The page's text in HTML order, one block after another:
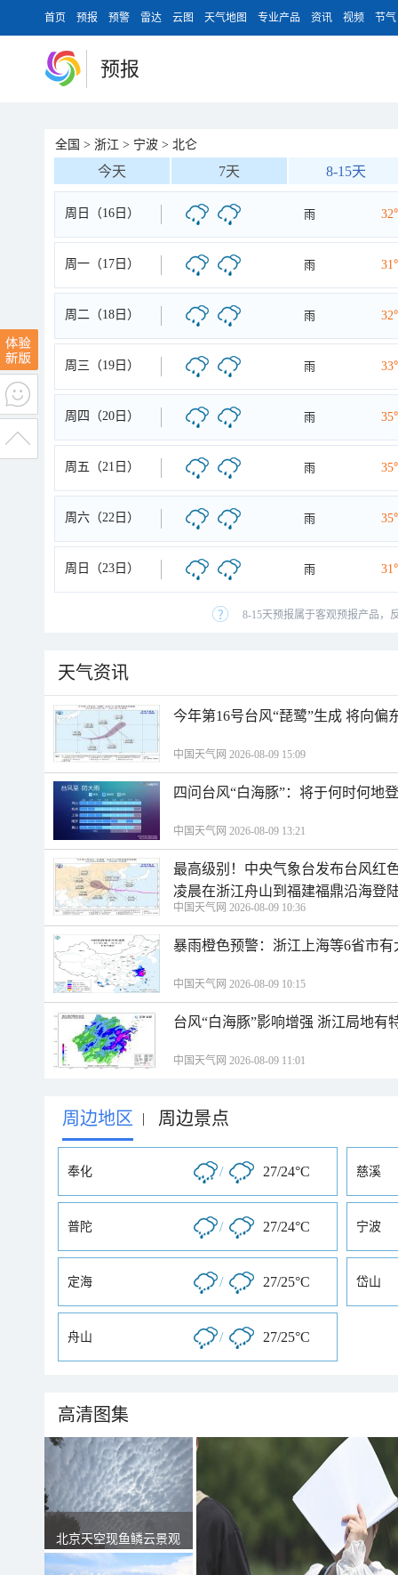
首页 预报 预警 雷达 云图 天气地图 专业产品 资讯 视频 节气
预报
全国 > 浙江 > 宁波 > 北仑
今天 7天 8-15天
周日（16日） 雨
周一（17日） 雨
周二（18日） 雨
周三（19日） 雨
周四（20日） 雨
周五（21日） 雨
周六（22日） 雨
周日（23日） 雨
8-15天预报属于客观预报产品，
天气资讯
今年第16号台风“琵鹭”生成 将向偏
中国天气网 2026-08-09 15:09
四问台风“白海豚”：将于何时何地
中国天气网 2026-08-09 13:21
最高级别！中央气象台发布台风红
凌晨在浙江舟山到福建福鼎沿海登
中国天气网 2026-08-09 10:36
暴雨橙色预警：浙江上海等6省市
中国天气网 2026-08-09 10:15
台风“白海豚”影响增强 浙江局地有
中国天气网 2026-08-09 11:01
周边地区 | 周边景点
奉化 / 27/24°C 慈溪
普陀 / 27/24°C 宁波
定海 / 27/25°C 岱山
舟山 / 27/25°C
高清图集
北京天空现鱼鳞云景观